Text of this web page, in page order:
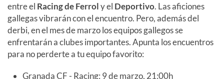
entre el Racing de Ferroly el Deportivo. Las aficiones
gallegas vibrarán con el encuentro. Pero, además del
derbi, en el mes de marzo los equipos gallegos se
enfrentarán a clubes importantes. Apunta los encuentros
para no perderte a tu equipo favorito:
Granada CF - Racing: 9 de marzo, 21:00h